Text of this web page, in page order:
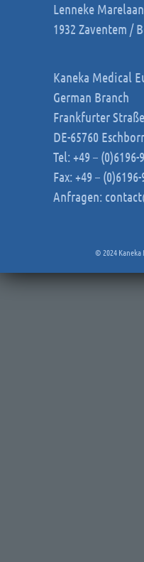
Lenneke
1932 Zaventem /
Kaneka Medical
German Branch
Frankfurter
DE-65760
Tel: +49 – (0)6196-
Fax: +49 –
Anfragen:
© 2024 Kaneka